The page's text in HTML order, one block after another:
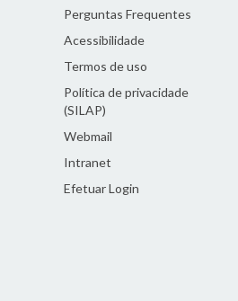
Perguntas Frequentes
Acessibilidade
Termos de uso
Política de privacidade
(SILAP)
Webmail
Intranet
Efetuar Login